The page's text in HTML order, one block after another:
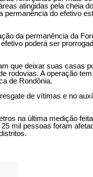
atingidas pela cheia do
permanência do efetivo
da permanência da
poderá ser
que deixar suas casas
rodovias. A operação
de Rondônia.
de vítimas e no
na última medição
mil pessoas foram